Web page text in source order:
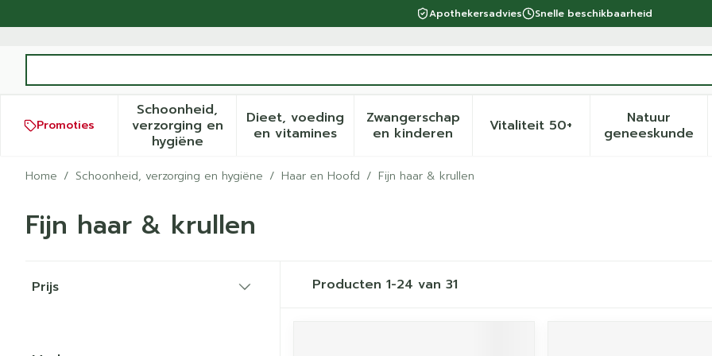
Apothekersadvies Snelle beschikbaarheid
Promoties
Schoonheid,
verzorging en
hygiëneToon submenu voor Schoonheid, verzorging en hygiëne categorie
Dieet, voeding
en vitamines
Toon submenu voor Dieet, voeding en vitamines categorie
Zwangerschap
en kinderenToon submenu voor Zwangerschap en
Vitaliteit 50+Toon submenu voor
Natuur
geneeskunde
Toon
Home / Schoonheid, verzorging en hygiëne / Haar en Hoofd / Fijn haar & krullen
Fijn haar & krullen
Prijs
Producten 1-24 van 31